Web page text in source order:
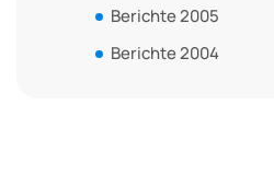
Berichte 2005
Berichte 2004